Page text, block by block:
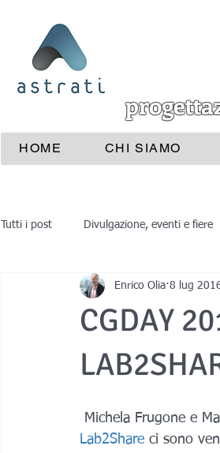
HOME CHI SIAMO
Tutti i post Divulgazione, eventi e fiere
Industrie e aziende Medicina
reverse engineering
CGDAY
Enrico Olia 8 lug
Michela Frugone e
Lab2Share ci sono